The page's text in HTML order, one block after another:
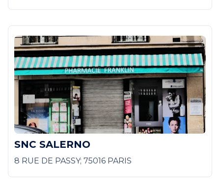
SNC SALERNO
8 RUE DE PASSY; 75016 PARIS